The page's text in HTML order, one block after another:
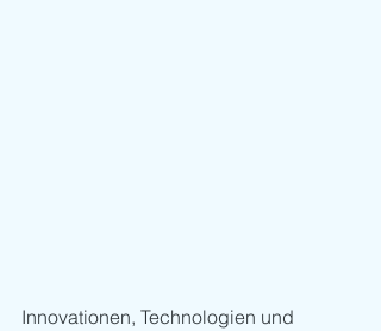
Innovationen, Technologien und